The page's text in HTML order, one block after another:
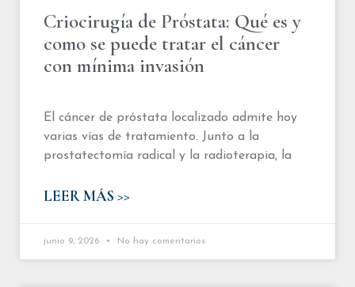
Criocirugía de Próstata: Qué es y
como se puede tratar el cáncer
con mínima invasión
El cáncer de próstata localizado admite hoy
varias vías de tratamiento. Junto a la
prostatectomía radical y la radioterapia, la
LEER MÁS >>
junio 9, 2026 No hay comentarios